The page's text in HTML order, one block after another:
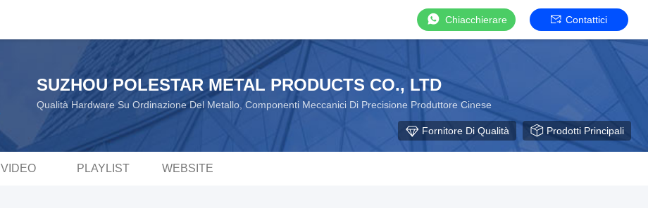
Chiacchierare Contattici
SUZHOU POLESTAR METAL PRODUCTS CO., LTD
Qualità Hardware Su Ordinazione Del Metallo, Componenti Meccanici Di Precisione Produttore Cinese
Fornitore Di Qualità Prodotti Principali
VIDEO PLAYLIST WEBSITE